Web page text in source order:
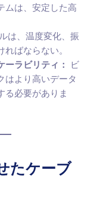
ムは、安定した高
は、温度変化、振
ばならない。
ラビリティ：
ビ
はより高いデータ
る必要がありま
たケーブ